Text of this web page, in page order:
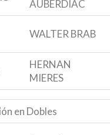
AUBERDIAC
WALTER BRAB
HERNAN
MIERES
en Dobles